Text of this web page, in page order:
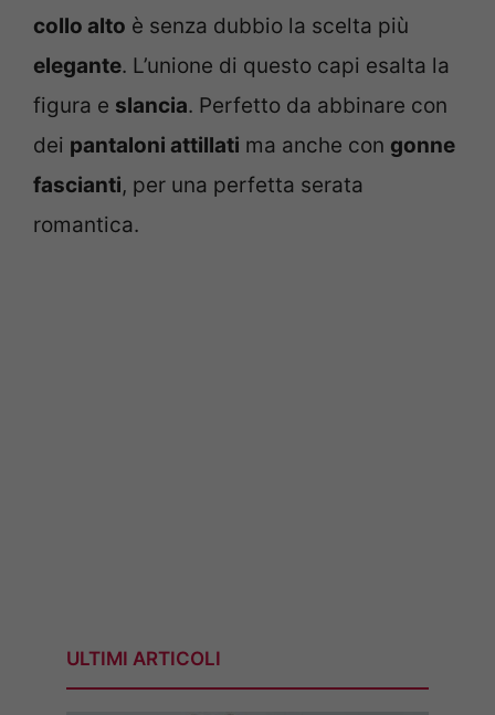
collo alto è senza dubbio la scelta più
elegante. L’unione di questo capi esalta la
figura e slancia. Perfetto da abbinare con
dei pantaloni attillati ma anche con gonne
fascianti, per una perfetta serata
romantica.
ULTIMI ARTICOLI